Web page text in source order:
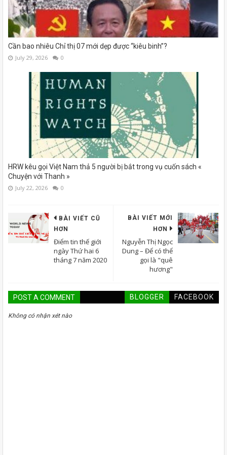
Cần bao nhiêu Chỉ thị 07 mới dẹp được “kiêu binh”?
July 29, 2026 0
HRW kêu gọi Việt Nam thả 5 người bị bắt trong vụ cuốn sách «
Chuyện với Thanh »
July 22, 2026 0
BÀI VIẾT MỚI
HƠN
Nguyễn Thị Ngọc
Dung – Để có thể
gọi là "quê
hương"
BÀI VIẾT CŨ
HƠN
Điểm tin thế giới
ngày Thứ hai 6
tháng 7 năm 2020
POST A COMMENT BLOGGER FACEBOOK
Không có nhận xét nào